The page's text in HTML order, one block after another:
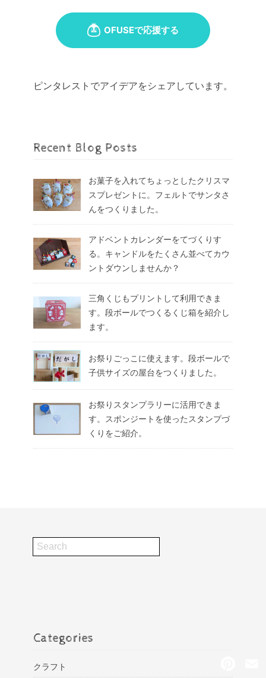
ピンタレストでアイデアをシェアしています。
Recent Blog Posts
お菓子を入れてちょっとしたクリスマ
スプレゼントに。フェルトでサンタさ
んをつくりました。
アドベントカレンダーをてづくりす
る。キャンドルをたくさん並べてカウ
ントダウンしませんか？
三角くじもプリントして利用できま
す。段ボールでつくるくじ箱を紹介し
ます。
お祭りごっこに使えます。段ボールで
子供サイズの屋台をつくりました。
お祭りスタンプラリーに活用できま
す。スポンジートを使ったスタンプづ
くりをご紹介。
Categories
クラフト